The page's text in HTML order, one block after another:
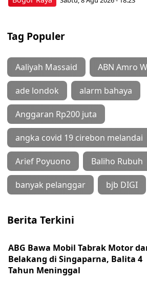
Tag Populer
Aaliyah Massaid ABN Amro
ade londok alarm bahaya
Anggaran Rp200 juta
angka covid 19 cirebon melandai
Arief Poyuono Baliho Rubuh
banyak pelanggar bjb DIGI
Berita Terkini
ABG Bawa Mobil Tabrak Motor
Belakang di Singaparna, Balita 4
Tahun Meninggal